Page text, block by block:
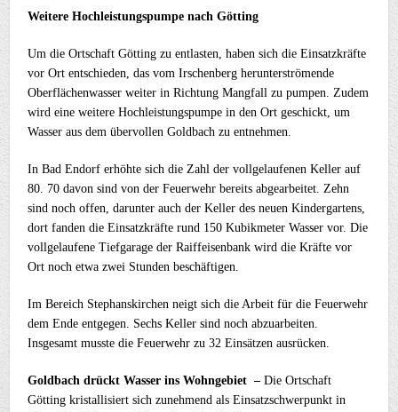
Weitere Hochleistungspumpe nach Götting
Um die Ortschaft Götting zu entlasten, haben sich die Einsatzkräfte
vor Ort entschieden, das vom Irschenberg herunterströmende
Oberflächenwasser weiter in Richtung Mangfall zu pumpen. Zudem
wird eine weitere Hochleistungspumpe in den Ort geschickt, um
Wasser aus dem übervollen Goldbach zu entnehmen.
In Bad Endorf erhöhte sich die Zahl der vollgelaufenen Keller auf
80. 70 davon sind von der Feuerwehr bereits abgearbeitet. Zehn
sind noch offen, darunter auch der Keller des neuen Kindergartens,
dort fanden die Einsatzkräfte rund 150 Kubikmeter Wasser vor. Die
vollgelaufene Tiefgarage der Raiffeisenbank wird die Kräfte vor
Ort noch etwa zwei Stunden beschäftigen.
Im Bereich Stephanskirchen neigt sich die Arbeit für die Feuerwehr
dem Ende entgegen. Sechs Keller sind noch abzuarbeiten.
Insgesamt musste die Feuerwehr zu 32 Einsätzen ausrücken.
Goldbach drückt Wasser ins Wohngebiet –Die Ortschaft
Götting kristallisiert sich zunehmend als Einsatzschwerpunkt in